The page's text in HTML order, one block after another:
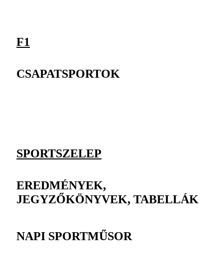
F1
CSAPATSPORTOK
SPORTSZELEP
EREDMÉNYEK,
JEGYZŐKÖNYVEK, TABELLÁK
NAPI SPORTMŰSOR